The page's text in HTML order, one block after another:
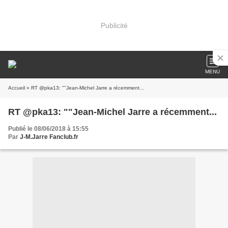
Publicité
MENU
Accueil » RT @pka13: ""Jean-Michel Jarre a récemment...
RT @pka13: ""Jean-Michel Jarre a récemment...
Publié le 08/06/2018 à 15:55
Par J-M.Jarre Fanclub.fr